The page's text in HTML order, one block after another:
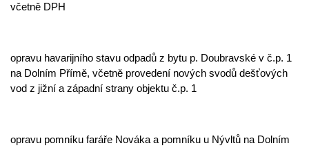
včetně DPH
opravu havarijního stavu odpadů z bytu p. Doubravské v č.p. 1
na Dolním Přímě, včetně provedení nových svodů dešťových
vod z jižní a západní strany objektu č.p. 1
opravu pomníku faráře Nováka a pomníku u Nývltů na Dolním